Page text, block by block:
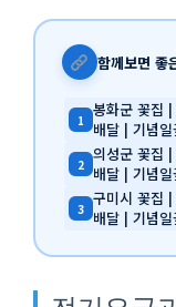
함께보면 좋
1 봉화군 꽃집
배달 | 기념일
2 의성군 꽃집
배달 | 기념일
3 구미시 꽃집
배달 | 기념일